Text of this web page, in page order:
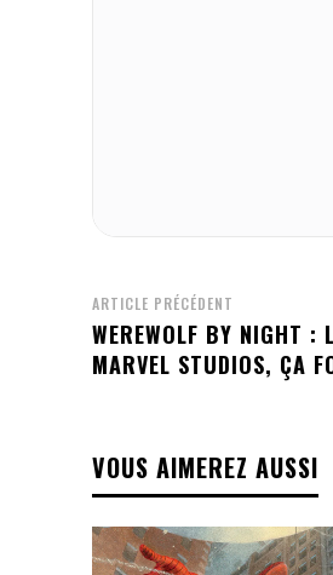
ARTICLE PRÉCÉDENT
WEREWOLF BY NIGHT :
MARVEL STUDIOS, ÇA
VOUS AIMEREZ AUSSI